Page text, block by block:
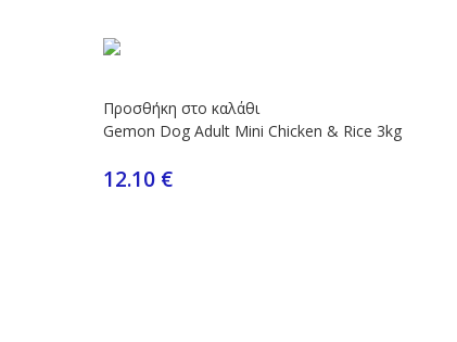
Προσθήκη στο καλάθι
Gemon Dog Adult Mini Chicken & Rice 3kg
12.10 €